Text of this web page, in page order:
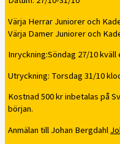
Värja Herrar Juniorer och
Värja Damer Juniorer och
Inryckning:Söndag 27/10
Utryckning: Torsdag 31/10
Kostnad 500 kr inbetalas på
början.
Anmälan till Johan Bergdahl